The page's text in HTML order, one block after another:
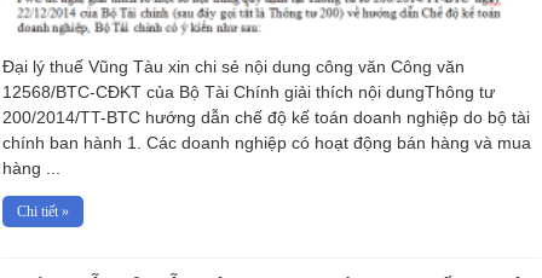
Đại lý thuế Vũng Tàu xin chi sẻ nội dung công văn Công văn
12568/BTC-CĐKT của Bộ Tài Chính giải thích nội dungThông tư
200/2014/TT-BTC hướng dẫn chế độ kế toán doanh nghiệp do bộ tài
chính ban hành 1. Các doanh nghiệp có hoạt động bán hàng và mua
hàng ...
Chi tiết »